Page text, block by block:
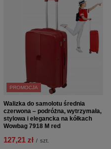
PROMOCJA
Walizka do samolotu średnia
czerwona – podróżna, wytrzymała,
stylowa i elegancka na kółkach
Wowbag 7918 M red
127,21 zł / szt.